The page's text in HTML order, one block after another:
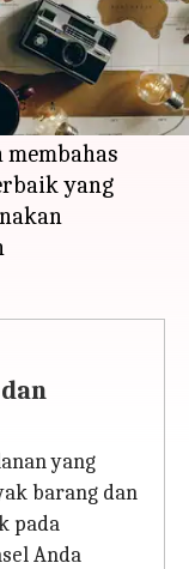
yang
juga dapat
dengan
yang
yang
barang dan
pada
Anda